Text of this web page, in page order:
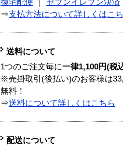
換宅配便
セブンイレブン決済
⇒支払方法について詳しくはこ
送料について
1つのご注文毎に一律1,100円(税
※売掛取引(後払い)のお客様は
無料！
⇒送料について詳しくはこちら
配送について